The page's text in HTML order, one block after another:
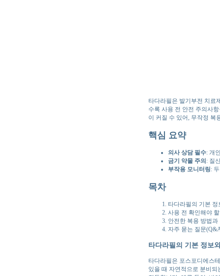
타다라필은 발기부전 치료
수록 사용 전 안전 주의사
이 커질 수 있어, 무작정 복
핵심 요약
의사 상담 필수: 개
금기 약물 주의: 질
부작용 모니터링:
목차
타다라필의 기본
사용 전 확인해야
안전한 복용 방법
자주 묻는 질문
타다라필의 기본 정보
타다라필은 포스포디에스
있을 때 자연적으로 분비